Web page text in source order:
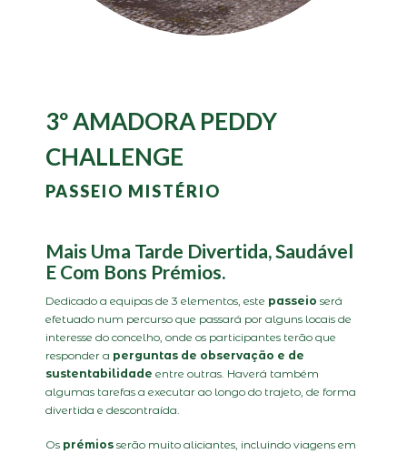
3º AMADORA PEDDY
CHALLENGE
PASSEIO MISTÉRIO
Mais Uma Tarde Divertida, Saudável
E Com Bons Prémios.
Dedicado a equipas de 3 elementos, este passeio será
efetuado num percurso que passará por alguns locais de
interesse do concelho, onde os participantes terão que
responder a perguntas de observação e de
sustentabilidade entre outras. Haverá também
algumas tarefas a executar ao longo do trajeto, de forma
divertida e descontraída.
Os prémios serão muito aliciantes, incluindo viagens em